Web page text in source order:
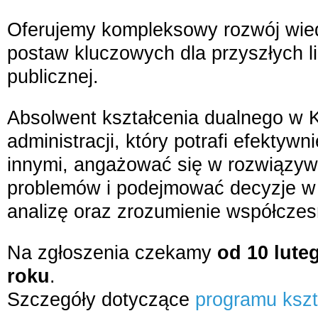
Oferujemy kompleksowy rozwój
postaw kluczowych dla przyszłych
publicznej.
Absolwent kształcenia dualnego w
administracji, który potrafi
innymi, angażować się w
problemów i podejmować decyzje
analizę oraz zrozumienie
Na zgłoszenia czekamy od 10
roku.
Szczegóły dotyczące programu